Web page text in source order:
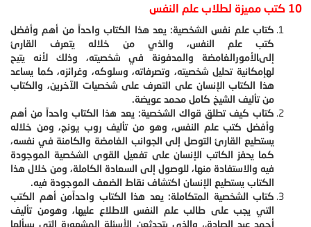
10 كتب مميزة لطلاب علم النفس
كتاب علم نفس الشخصية: يعد هذا الكتاب واحداً من أهم وأفضل
كتب علم النفس، والذي من خلاله يتعرف القارئ
إلىالأمورالغامضة والمدفونة في شخصيته، وذلك لأنه يتيح
لهإمكانية تحليل شخصيته، وتصرفاته، وسلوكه، وغرائزه، كما يساعد
هذا الكتاب الإنسان على التعرف على شخصيات الآخرين، والكتاب
من تأليف الشيخ كامل محمد عويضة.
كتاب كيف تطلق قواك الشخصية: يعد هذا الكتاب واحداً من أهم
وأفضل كتب علم النفس، وهو من تأليف روب يونج، ومن خلاله
يستطيع القارئ التوصل إلى الجوانب الغامضة والكامنة في نفسه،
كما يحفز الكاتب الإنسان على تفعيل القوى الشخصية الموجودة
فيه والاستفادة منها، للوصول إلى السعادة الكاملة، ومن خلال هذا
الكتاب يستطيع الإنسان اكتشاف نقاط الضعف الموجودة فيه.
كتاب الشخصية المتكاملة: يعد هذا الكتاب واحداًمن أهم الكتب
التي يجب على طالب علم النفس الاطلاع عليها، وهومن تأليف
أحمد عبد الصادق، والذي يتحدثعن الأسئلة المشهورة التي يسألها